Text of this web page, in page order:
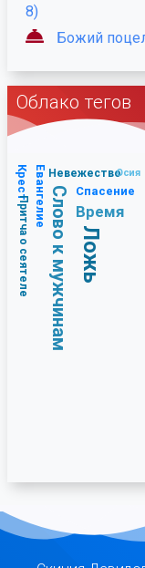
8)
Божий
Облако тегов
Крест Евангелие НевежествоОсия
Слово к мужчинам Спасение
Ложь
Притча о сеятеле Время